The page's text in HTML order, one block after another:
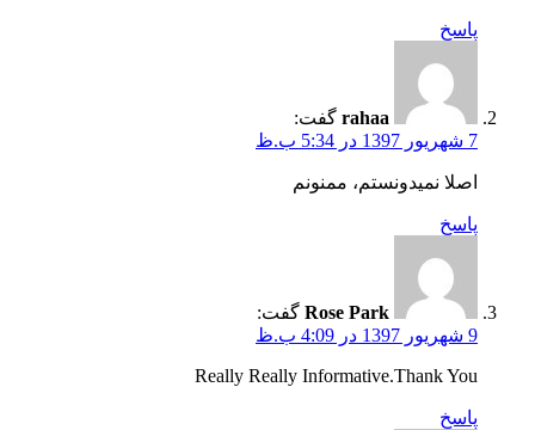
پاسخ
rahaa گفت:
7 شهریور 1397 در 5:34 ب.ظ
اصلا نمیدونستم، ممنونم
پاسخ
Rose Park گفت:
9 شهریور 1397 در 4:09 ب.ظ
Really Really Informative.Thank You
پاسخ